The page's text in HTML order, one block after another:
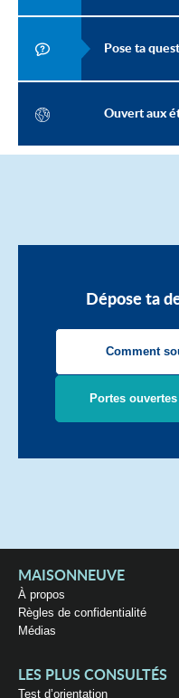
Pose ta
Ouvert aux
Dépose ta
Comment
Portes
MAISONNEUVE
À propos
Règles de confidentialité
Médias
LES PLUS CONSULTÉS
Test d’orientation